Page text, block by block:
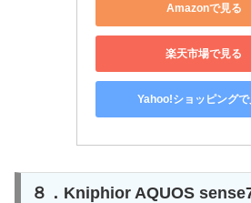
Amazonで見る
楽天市場で見る
Yahoo!ショッピングで
８．Kniphior AQUOS